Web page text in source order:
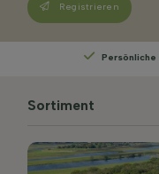
Registrieren
Sortiment